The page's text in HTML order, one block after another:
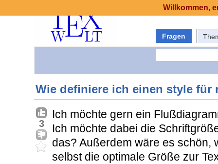
Fragen
Wie definiere ich einen style
3
Ich möchte gern ein
Ich möchte dabei die
das? Außerdem wäre es schön,
selbst die optimale Größe zur
Willkommen,